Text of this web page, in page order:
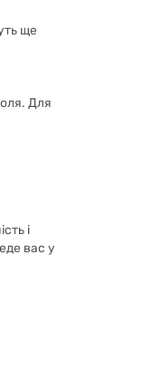
ще
Для
і
вас у